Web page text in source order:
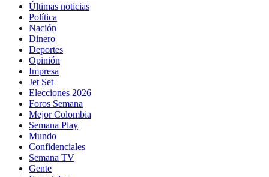
Últimas noticias
Política
Nación
Dinero
Deportes
Opinión
Impresa
Jet Set
Elecciones 2026
Foros Semana
Mejor Colombia
Semana Play
Mundo
Confidenciales
Semana TV
Gente